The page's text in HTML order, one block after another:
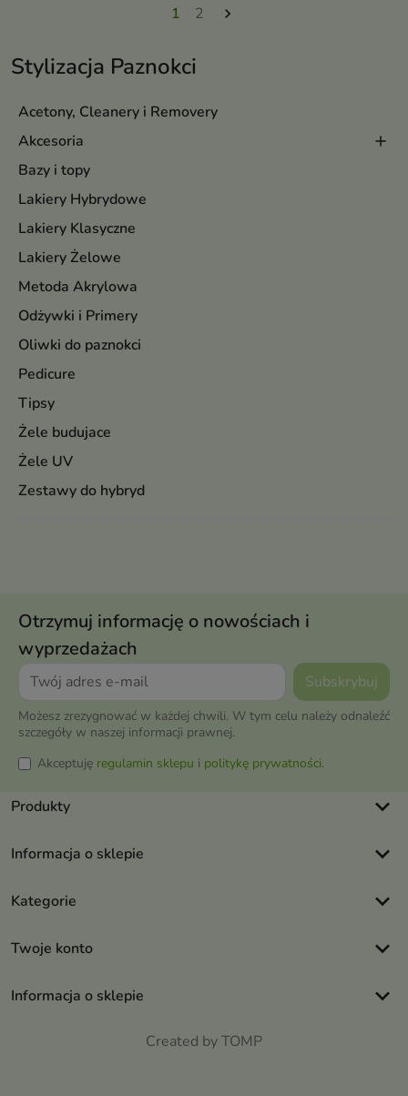
Stylizacja Paznokci
Acetony, Cleanery i Removery
Akcesoria
Bazy i topy
Lakiery Hybrydowe
Lakiery Klasyczne
Lakiery Żelowe
Metoda Akrylowa
Odżywki i Primery
Oliwki do paznokci
Pedicure
Tipsy
Żele budujace
Żele UV
Zestawy do hybryd
1 2 
Otrzymuj informację o nowościach i
wyprzedażach
Możesz zrezygnować w każdej chwili. W tym celu należy odnaleźć
szczegóły w naszej informacji prawnej.
Akceptuję regulamin sklepu i politykę prywatności.
Produkty keyboard_arrow_down
Informacja o sklepie keyboard_arrow_down
Kategorie keyboard_arrow_down
Twoje konto keyboard_arrow_down
Informacja o sklepie keyboard_arrow_down
Created by TOMP